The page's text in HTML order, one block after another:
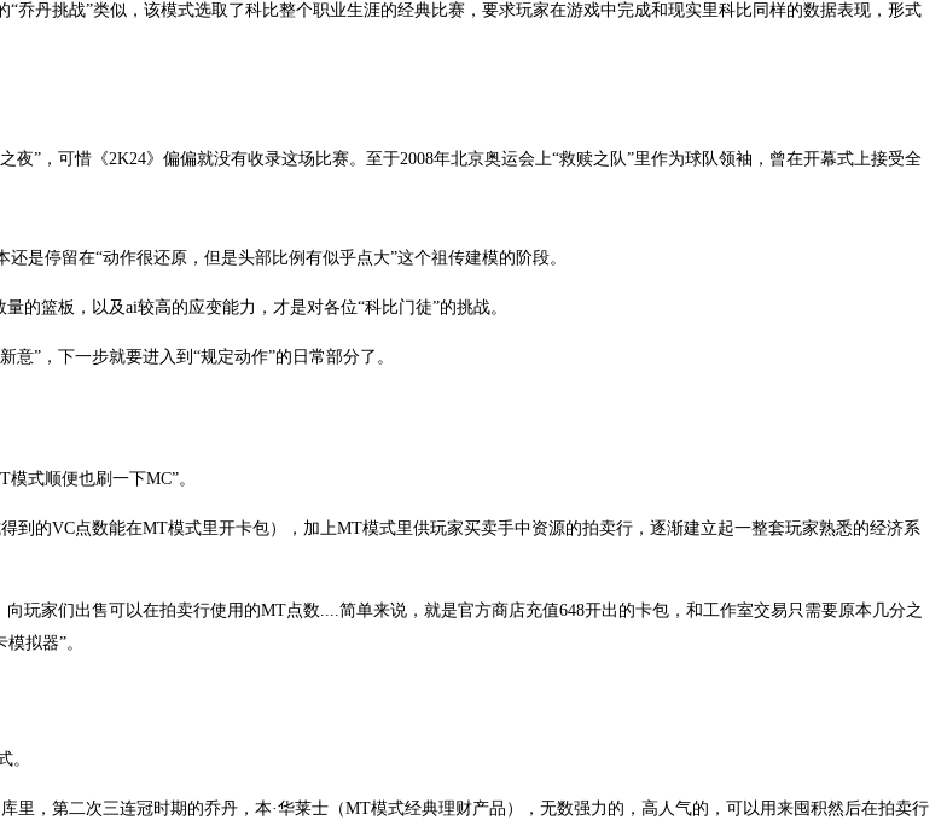
乔丹挑战”类似，该模式选取了科比整个职业生涯的经典比赛，要求玩家在游戏中完成和现实里科比同样的数据表现，形式
”，可惜《2K24》偏偏就没有收录这场比赛。至于2008年北京奥运会上“救赎之队”里作为球队领袖，曾在开幕式上接受全
是停留在“动作很还原，但是头部比例有似乎点大”这个祖传建模的阶段。
的篮板，以及ai较高的应变能力，才是对各位“科比门徒”的挑战。
”，下一步就要进入到“规定动作”的日常部分了。
式顺便也刷一下MC”。
到的VC点数能在MT模式里开卡包），加上MT模式里供玩家买卖手中资源的拍卖行，逐渐建立起一整套玩家熟悉的经济系
玩家们出售可以在拍卖行使用的MT点数....简单来说，就是官方商店充值648开出的卡包，和工作室交易只需要原本几分之
拟器”。
。
，第二次三连冠时期的乔丹，本·华莱士（MT模式经典理财产品），无数强力的，高人气的，可以用来囤积然后在拍卖行